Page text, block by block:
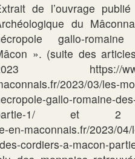
de l’ouvrage
du
gallo-
». (suite des
https://
2023/03/les-
gallo-romaine-
1/ et 2
en-maconnais.fr/2023/
cordiers-a-macon-